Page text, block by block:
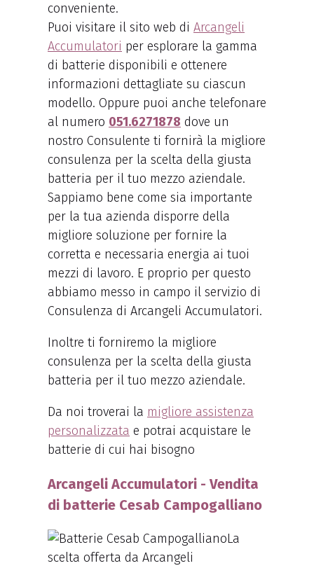
conveniente.
Puoi visitare il sito web di Arcangeli
Accumulatori per esplorare la gamma
di batterie disponibili e ottenere
informazioni dettagliate su ciascun
modello. Oppure puoi anche telefonare
al numero 051.6271878 dove un
nostro Consulente ti fornirà la migliore
consulenza per la scelta della giusta
batteria per il tuo mezzo aziendale.
Sappiamo bene come sia importante
per la tua azienda disporre della
migliore soluzione per fornire la
corretta e necessaria energia ai tuoi
mezzi di lavoro. E proprio per questo
abbiamo messo in campo il servizio di
Consulenza di Arcangeli Accumulatori.
Inoltre ti forniremo la migliore
consulenza per la scelta della giusta
batteria per il tuo mezzo aziendale.
Da noi troverai la migliore assistenza
personalizzata e potrai acquistare le
batterie di cui hai bisogno
Arcangeli Accumulatori - Vendita
di batterie Cesab Campogalliano
La
scelta offerta da Arcangeli